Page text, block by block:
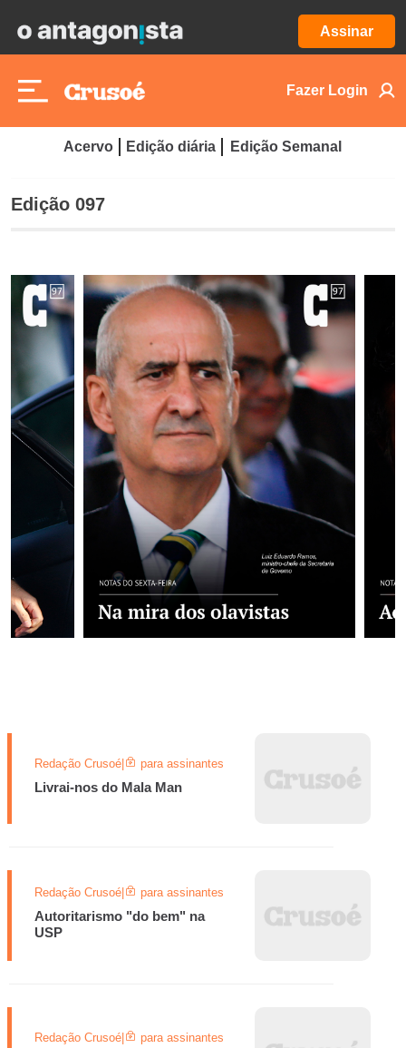
Assinar
Fazer Login
Acervo Edição diária Edição Semanal
Edição 097
Redação Crusoé| para assinantes
Livrai-nos do Mala Man
Redação Crusoé| para assinantes
Autoritarismo "do bem" na
USP
Redação Crusoé| para assinantes